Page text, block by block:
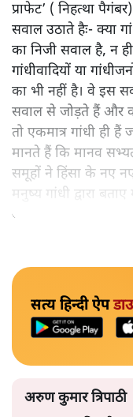
प्राफेट’ ( निहत्था
सवाल उठाते हैः- क्या
का निजी सवाल है, न
गांधीवादियों या
का भी नहीं है। वे इस
सवाल से जोड़ते हैं और
तो एकमात्र गांधी ही
मानते हैं कि मानव
समूहों ने हिंसा के नए
मनुष्य गांधी द्वारा
अपनाएगा।
सत्य हिन्दी ऐप
अरुण कुमार त्रिपाठी